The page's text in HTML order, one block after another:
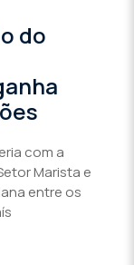
do
com a
Marista e
entre os